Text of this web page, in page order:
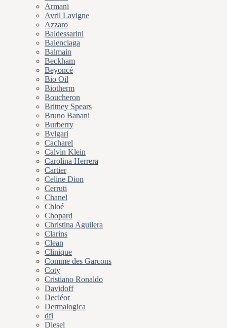
Armani
Avril Lavigne
Azzaro
Baldessarini
Balenciaga
Balmain
Beckham
Beyoncé
Bio Oil
Biotherm
Boucheron
Britney Spears
Bruno Banani
Burberry
Bvlgari
Cacharel
Calvin Klein
Carolina Herrera
Cartier
Celine Dion
Cerruti
Chanel
Chloé
Chopard
Christina Aguilera
Clarins
Clean
Clinique
Comme des Garcons
Coty
Cristiano Ronaldo
Davidoff
Decléor
Dermalogica
dfi
Diesel